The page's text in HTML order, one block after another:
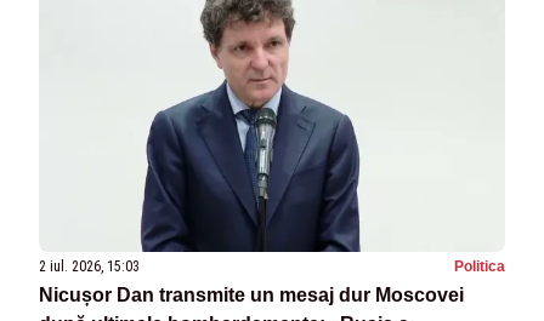
2 iul. 2026, 15:03 Politica
Nicușor Dan transmite un mesaj dur Moscovei